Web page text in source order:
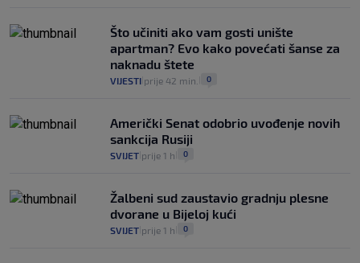
Što učiniti ako vam gosti unište
apartman? Evo kako povećati šanse za
naknadu štete
VIJESTI prije 42 min. 0
Američki Senat odobrio uvođenje novih
sankcija Rusiji
SVIJET prije 1 h 0
Žalbeni sud zaustavio gradnju plesne
dvorane u Bijeloj kući
SVIJET prije 1 h 0